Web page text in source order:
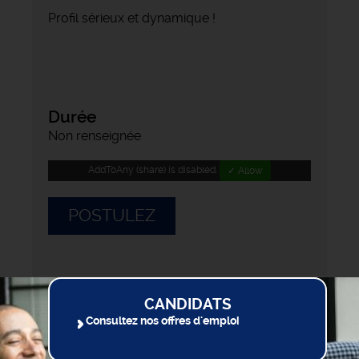
Profil sérieux et dynamique !
Durée
Non renseignée
AddToAny (share) is disabled. ✓ Allow
POSTULEZ
CANDIDATS
Consultez nos offres d'emploi